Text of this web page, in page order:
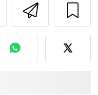
Bu sayfayı
bir